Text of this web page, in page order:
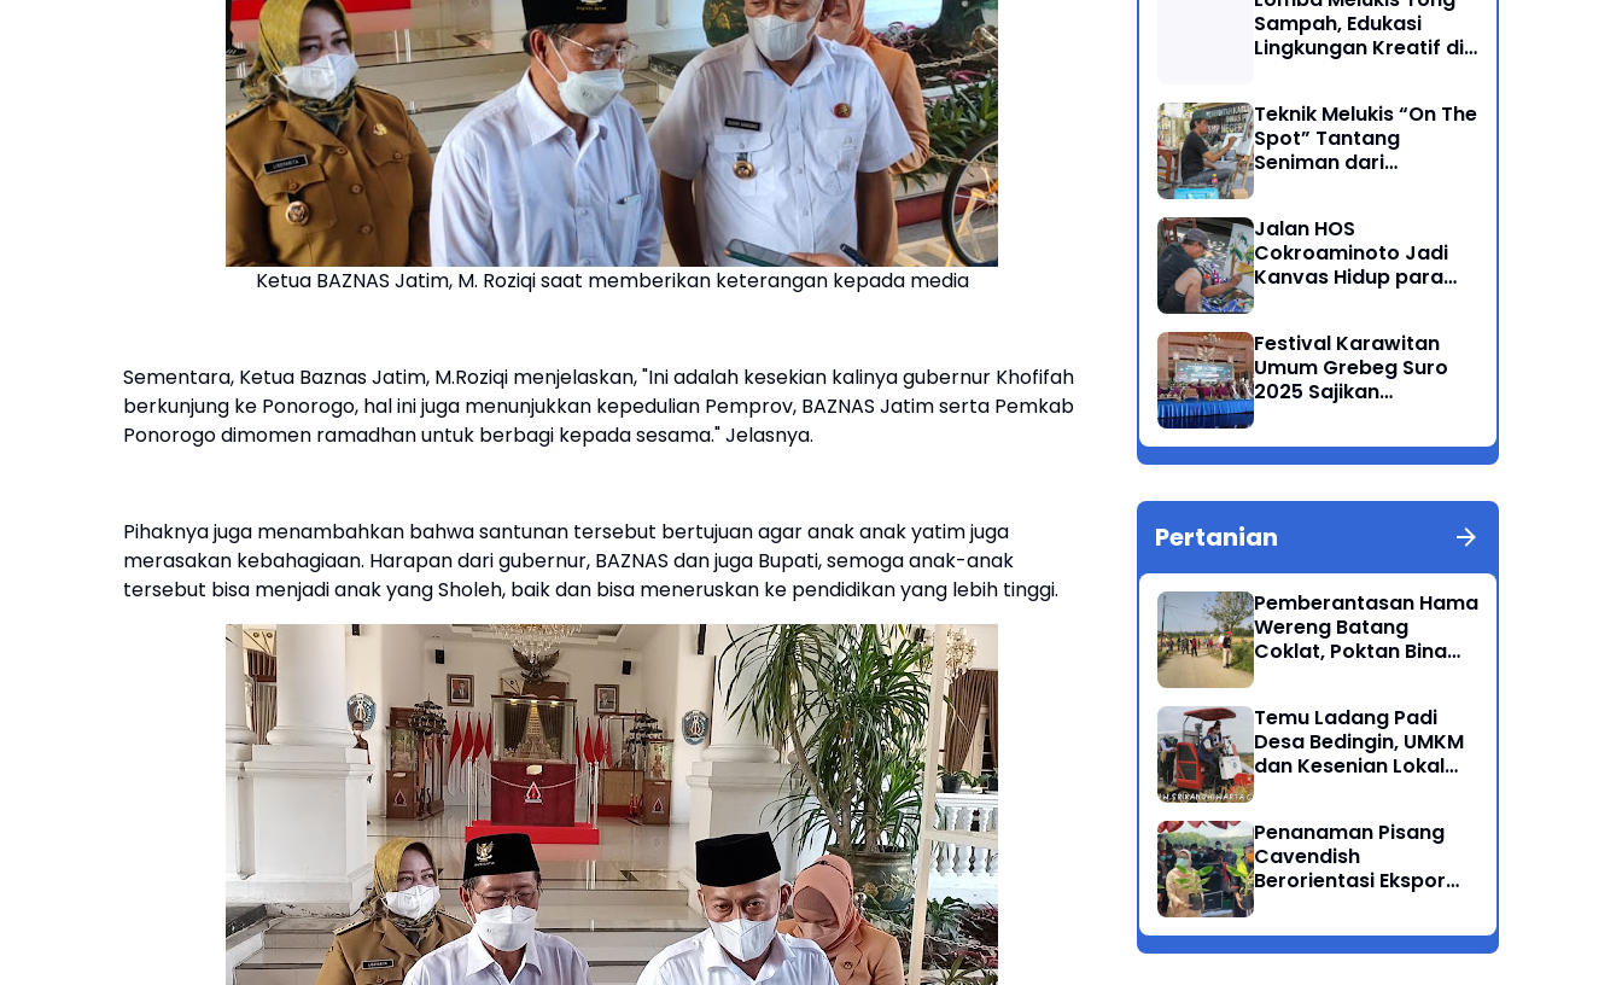
Ketua BAZNAS Jatim, M. Roziqi saat memberikan keterangan kepada media
Sementara, Ketua Baznas Jatim, M.Roziqi menjelaskan, "Ini adalah kesekian kalinya gubernur Khofifah
berkunjung ke Ponorogo, hal ini juga menunjukkan kepedulian Pemprov, BAZNAS Jatim serta Pemkab
Ponorogo dimomen ramadhan untuk berbagi kepada sesama." Jelasnya.
Pihaknya juga menambahkan bahwa santunan tersebut bertujuan agar anak anak yatim juga
merasakan kebahagiaan. Harapan dari gubernur, BAZNAS dan juga Bupati, semoga anak-anak
tersebut bisa menjadi anak yang Sholeh, baik dan bisa meneruskan ke pendidikan yang lebih tinggi.
Sampah, Edukasi
Lingkungan Kreatif di
Teknik Melukis “On The
Spot” Tantang
Seniman dari
Jalan HOS
Cokroaminoto Jadi
Kanvas Hidup para
Festival Karawitan
Umum Grebeg Suro
2025 Sajikan
Berkualitas Ponorogo
Pertanian
Pemberantasan Hama
Wereng Batang
Coklat, Poktan Bina
Penyemprotan di
Kecamatan Kauman
Temu Ladang Padi
Desa Bedingin, UMKM
dan Kesenian Lokal
Penanaman Pisang
Cavendish
Berorientasi Ekspor